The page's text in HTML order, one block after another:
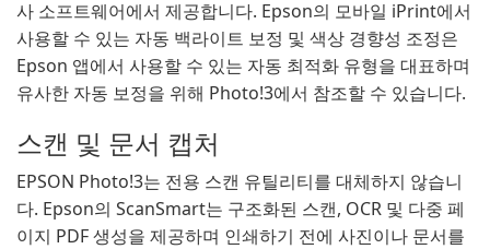
사 소프트웨어에서 제공합니다. Epson의 모바일 iPrint에서
사용할 수 있는 자동 백라이트 보정 및 색상 경향성 조정은
Epson 앱에서 사용할 수 있는 자동 최적화 유형을 대표하며
유사한 자동 보정을 위해 Photo!3에서 참조할 수 있습니다.
스캔 및 문서 캡처
EPSON Photo!3는 전용 스캔 유틸리티를 대체하지 않습니
다. Epson의 ScanSmart는 구조화된 스캔, OCR 및 다중 페
이지 PDF 생성을 제공하며 인쇄하기 전에 사진이나 문서를